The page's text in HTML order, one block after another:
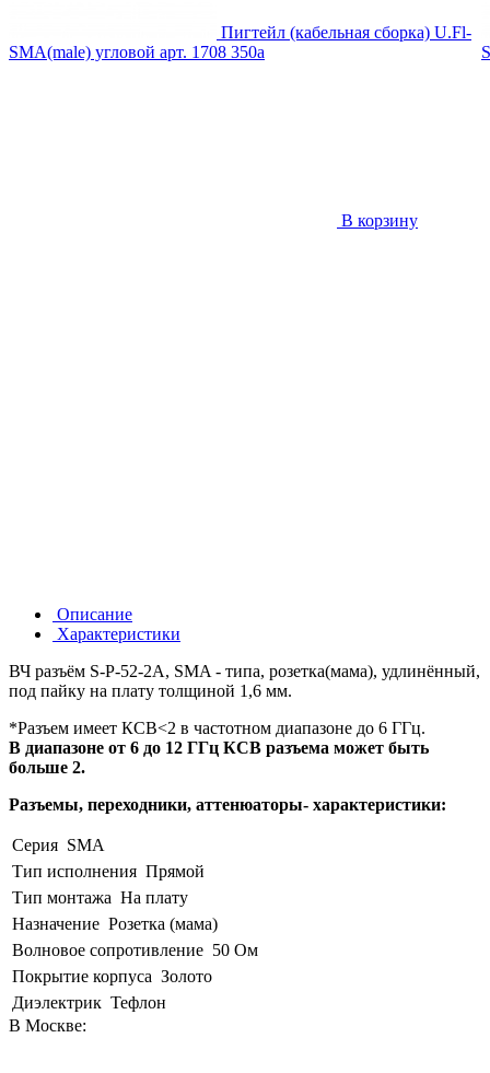
Пигтейл (кабельная сборка) U.Fl-
SMA(male) угловой арт. 1708 350a
В корзину
Описание
Характеристики
ВЧ разъём S-P-52-2A, SMA - типа, розетка(мама), удлинённый,
под пайку на плату толщиной 1,6 мм.
*Разъем имеет КСВ<2 в частотном диапазоне до 6 ГГц.
В диапазоне от 6 до 12 ГГц КСВ разъема может быть
больше 2.
Разъемы, переходники, аттенюаторы- характеристики:
Серия SMA
Тип исполнения Прямой
Тип монтажа На плату
Назначение Розетка (мама)
Волновое сопротивление 50 Ом
Покрытие корпуса Золото
Диэлектрик Тефлон
В Москве: